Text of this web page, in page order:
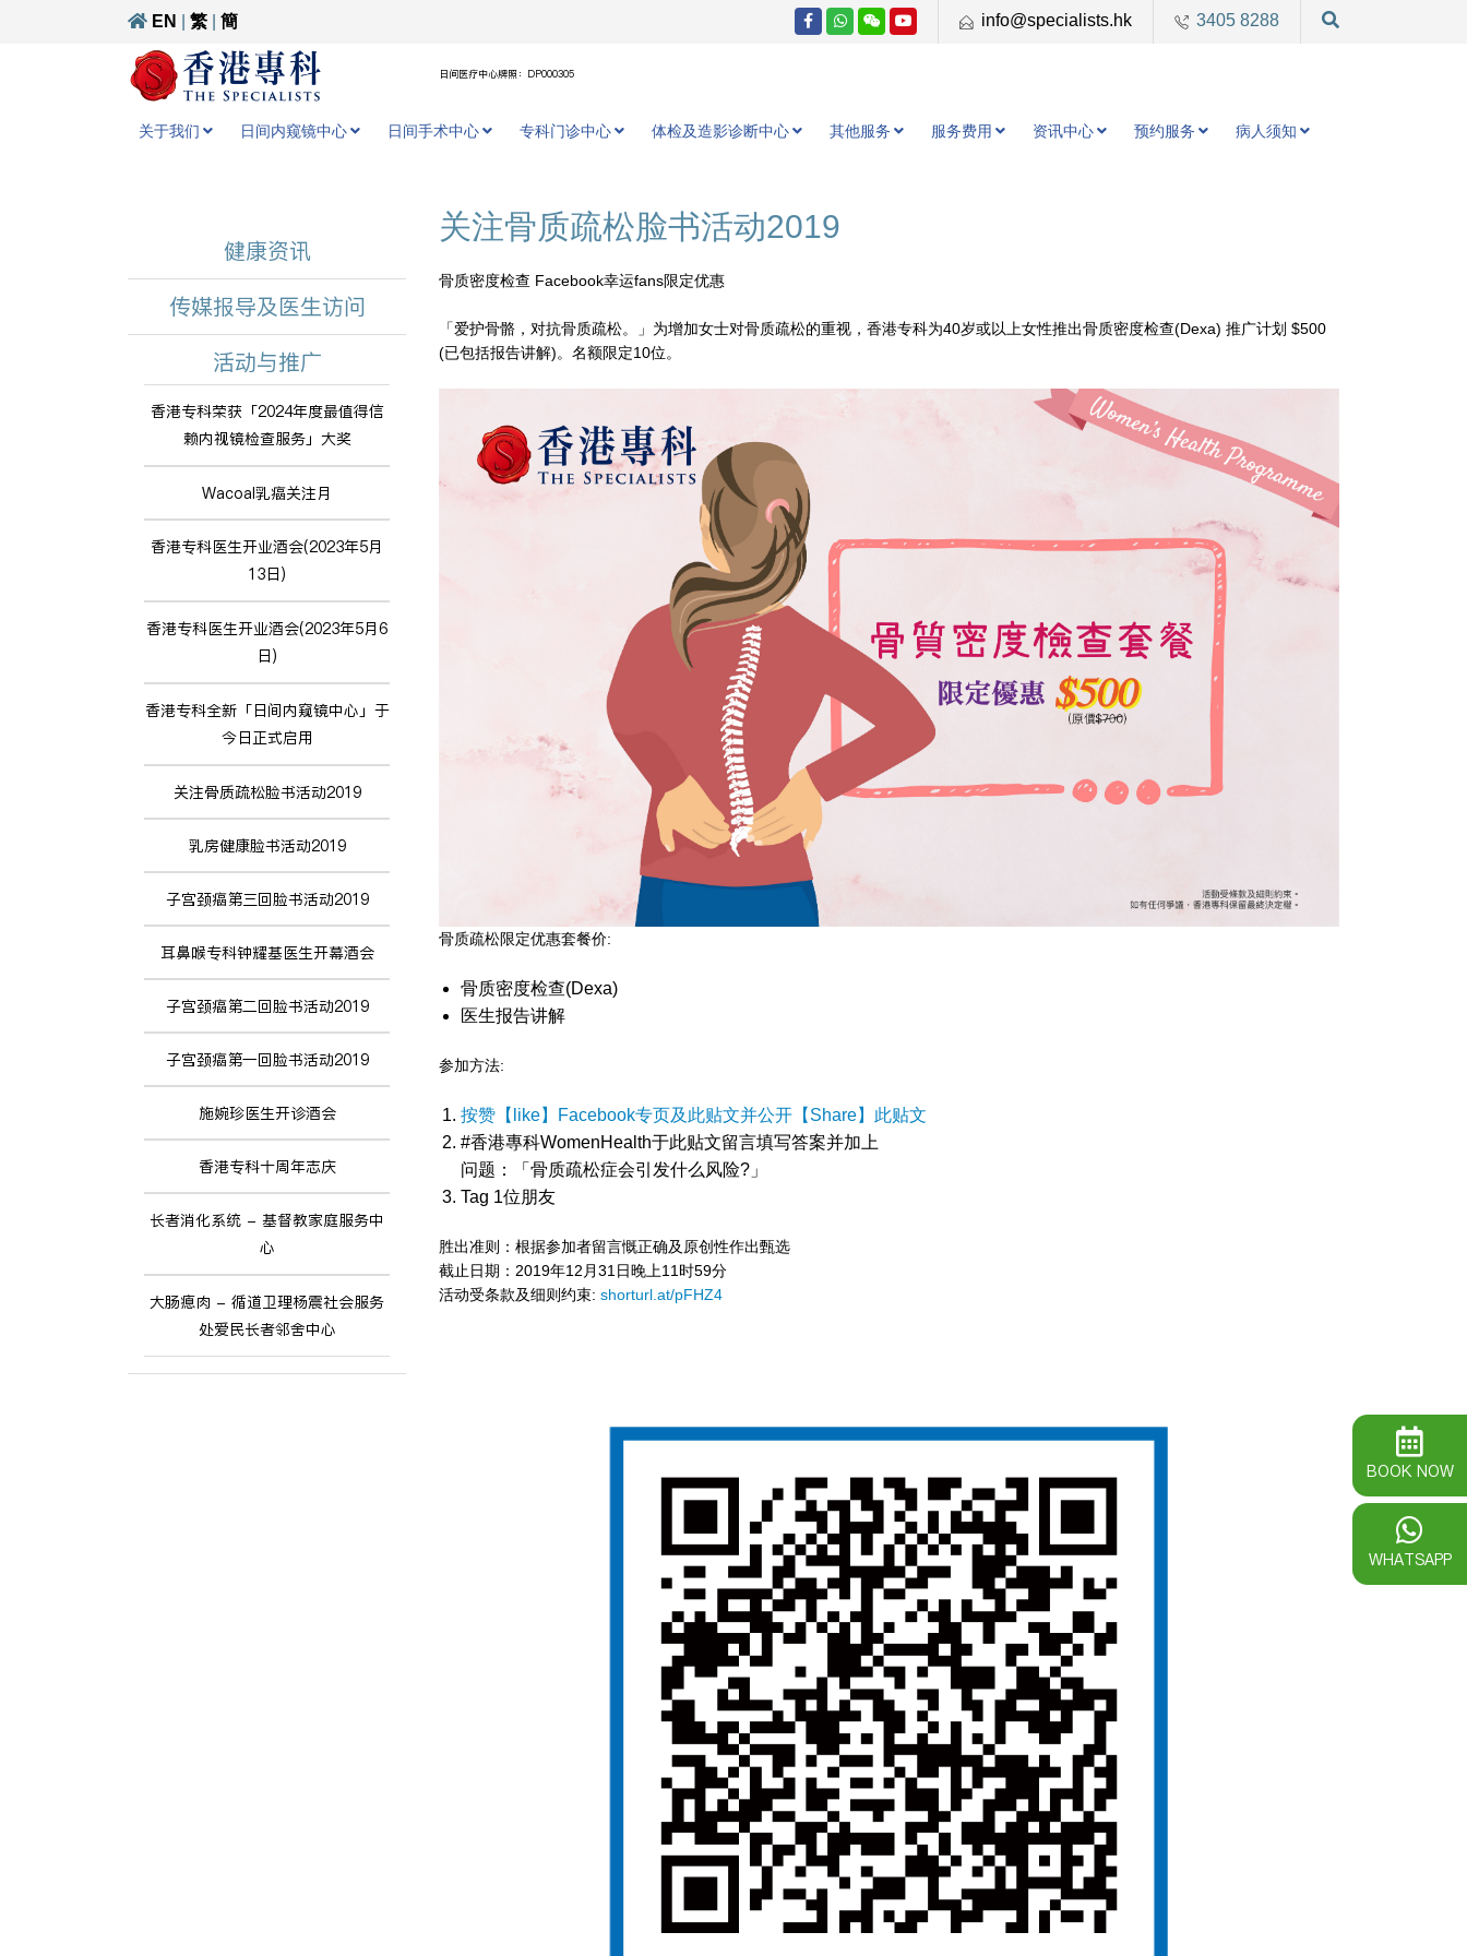
EN 繁 簡 info@specialists.hk 3405 8288
日间医疗中心牌照：DP000305
关于我们 日间内窥镜中心 日间手术中心 专科门诊中心 体检及造影诊断中心 其他服务 服务费用 资讯中心 预约服务 病人须知
健康资讯
传媒报导及医生访问
活动与推广
香港专科荣获「2024年度最值得信
赖内视镜检查服务」大奖
Wacoal乳癌关注月
香港专科医生开业酒会(2023年5月
13日)
香港专科医生开业酒会(2023年5月6
日)
香港专科全新「日间内窥镜中心」于
今日正式启用
关注骨质疏松脸书活动2019
乳房健康脸书活动2019
子宫颈癌第三回脸书活动2019
耳鼻喉专科钟耀基医生开幕酒会
子宫颈癌第二回脸书活动2019
子宫颈癌第一回脸书活动2019
施婉珍医生开诊酒会
香港专科十周年志庆
长者消化系统 - 基督教家庭服务中
心
大肠瘜肉 - 循道卫理杨震社会服务
处爱民长者邻舍中心
关注骨质疏松脸书活动2019
骨质密度检查 Facebook幸运fans限定优惠
「爱护骨骼，对抗骨质疏松。」为增加女士对骨质疏松的重视，香港专科为40岁或以上女性推出骨质密度检查(Dexa) 推广计划 $500
(已包括报告讲解)。名额限定10位。
骨质疏松限定优惠套餐价:
骨质密度检查(Dexa)
医生报告讲解
参加方法:
按赞【like】Facebook专页及此贴文并公开【Share】此贴文
#香港專科WomenHealth于此贴文留言填写答案并加上
问题：「骨质疏松症会引发什么风险?」
Tag 1位朋友
胜出准则：根据参加者留言慨正确及原创性作出甄选
截止日期：2019年12月31日晚上11时59分
活动受条款及细则约束: shorturl.at/pFHZ4
BOOK NOW
WHATSAPP